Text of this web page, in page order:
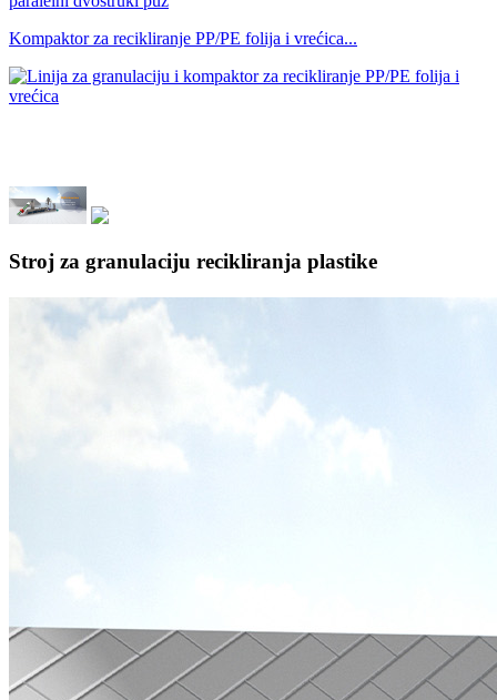
Kompaktor za recikliranje PP/PE folija i vrećica...
Stroj za granulaciju recikliranja plastike